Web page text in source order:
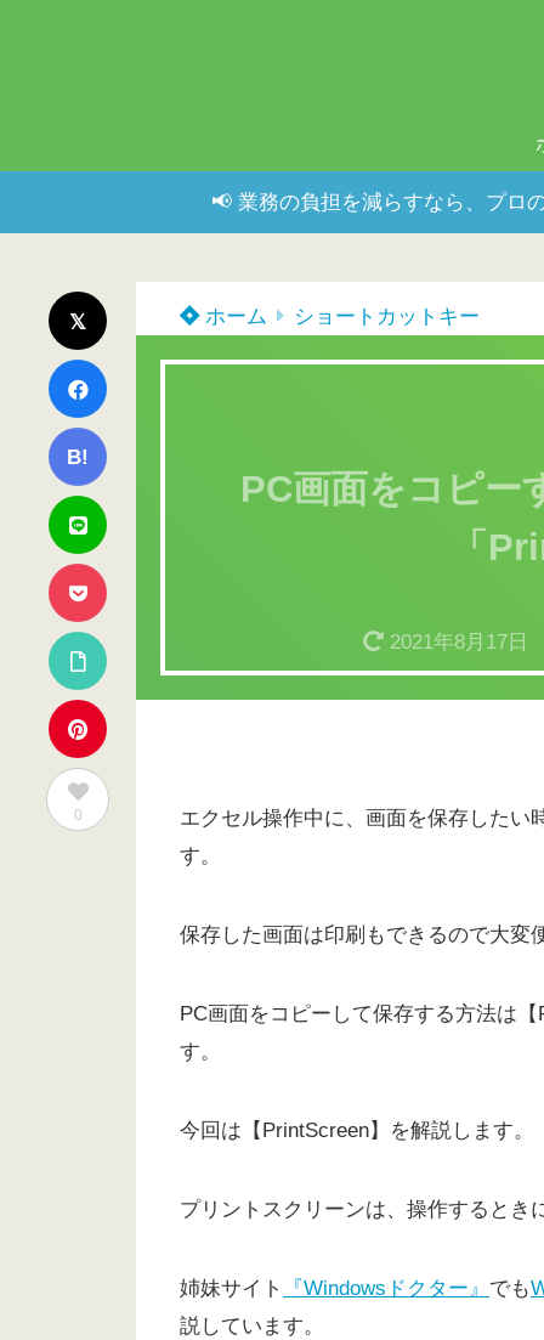
📢 業務の負担を減らすなら、プロ
B!
0
ホーム ショートカットキー
PC画面をコピー
「
2021年8月17日
エクセル操作中に、画面を保存したい
す。
保存した画面は印刷もできるので大変
PC画面をコピーして保存する方法は
す。
今回は【PrintScreen】を解説します。
プリントスクリーンは、操作するとき
姉妹サイト 『Windowsドクター』 でも
説しています。